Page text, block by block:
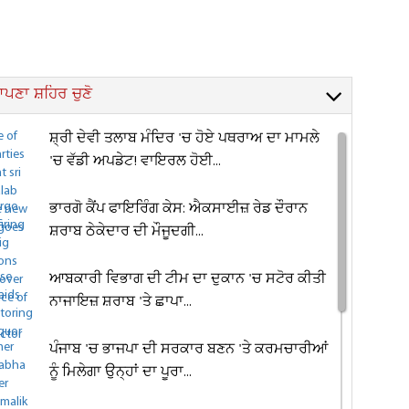
ਸ਼ਹਿਰ ਚੁਣੋ
ਸ਼੍ਰੀ ਦੇਵੀ ਤਲਾਬ ਮੰਦਿਰ 'ਚ ਹੋਏ ਪਥਰਾਅ ਦਾ ਮਾਮਲੇ
'ਚ ਵੱਡੀ ਅਪਡੇਟ! ਵਾਇਰਲ ਹੋਈ...
ਭਾਰਗੋ ਕੈਂਪ ਫਾਇਰਿੰਗ ਕੇਸ: ਐਕਸਾਈਜ਼ ਰੇਡ ਦੌਰਾਨ
ਸ਼ਰਾਬ ਠੇਕੇਦਾਰ ਦੀ ਮੌਜੂਦਗੀ...
ਆਬਕਾਰੀ ਵਿਭਾਗ ਦੀ ਟੀਮ ਦਾ ਦੁਕਾਨ 'ਚ ਸਟੋਰ ਕੀਤੀ
ਨਾਜਾਇਜ਼ ਸ਼ਰਾਬ 'ਤੇ ਛਾਪਾ...
ਪੰਜਾਬ 'ਚ ਭਾਜਪਾ ਦੀ ਸਰਕਾਰ ਬਣਨ 'ਤੇ ਕਰਮਚਾਰੀਆਂ
ਨੂੰ ਮਿਲੇਗਾ ਉਨ੍ਹਾਂ ਦਾ ਪੂਰਾ...